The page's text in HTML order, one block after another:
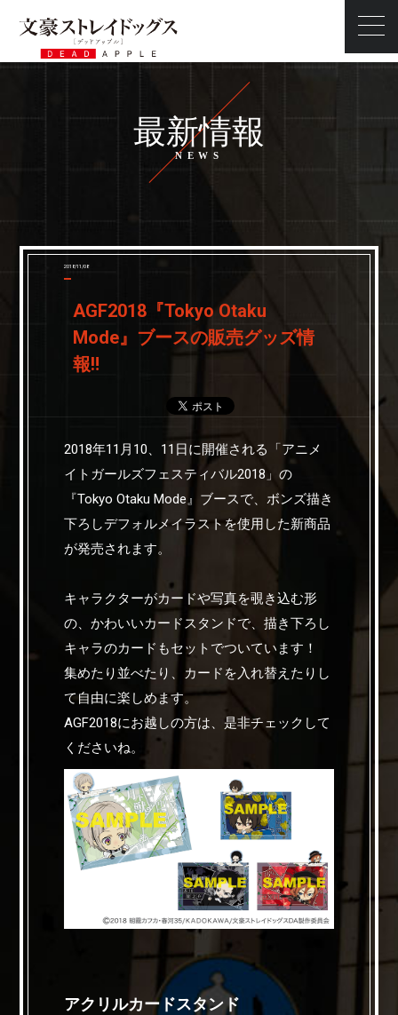
ストーリー
スタッフ・キャスト
タイアップ
前売券
最新情報
2018/11/08
AGF2018『Tokyo Otaku
Mode』ブースの販売グッズ情
報‼
2018年11月10、11日に開催される「アニメ
イトガールズフェスティバル2018」の
『Tokyo Otaku Mode』ブースで、ボンズ描き
下ろしデフォルメイラストを使用した新商品
が発売されます。
キャラクターがカードや写真を覗き込む形
の、かわいいカードスタンドで、描き下ろし
キャラのカードもセットでついています！
集めたり並べたり、カードを入れ替えたりし
て自由に楽しめます。
AGF2018にお越しの方は、是非チェックして
くださいね。
アクリルカードスタンド